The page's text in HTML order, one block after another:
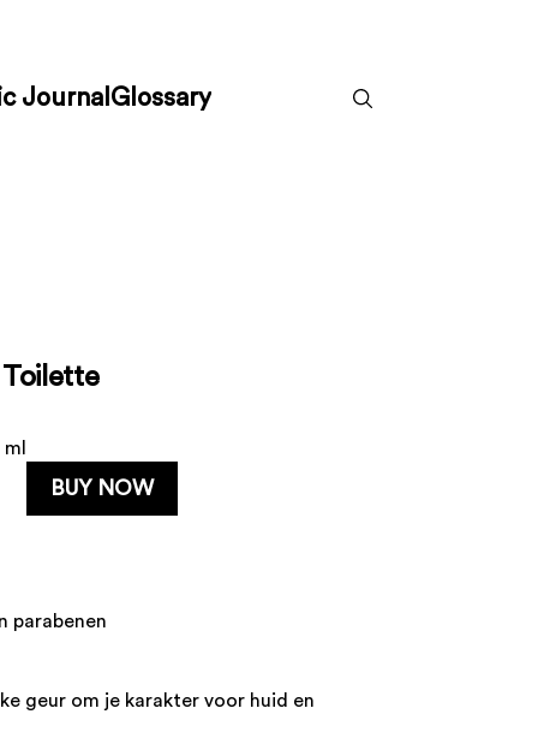
Journal Glossary
BUY NOW
parabenen
geur om je karakter voor huid en